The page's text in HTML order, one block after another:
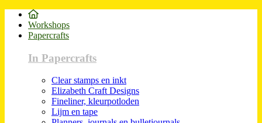
Workshops
Papercrafts
In Papercrafts
Clear stamps en inkt
Elizabeth Craft Designs
Fineliner, kleurpotloden
Lijm en tape